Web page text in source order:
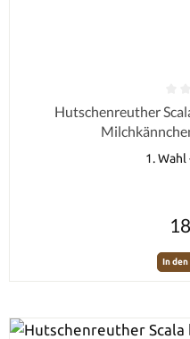
Durchschnittliche
Hutschenreuther
1.
In